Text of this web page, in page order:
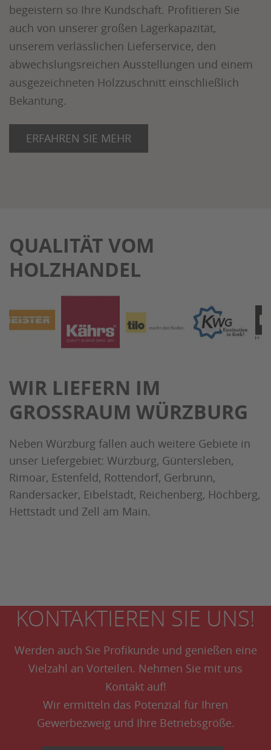
begeistern so Ihre Kundschaft. Profitieren Sie
auch von unserer großen Lagerkapazität,
unserem verlässlichen Lieferservice, den
abwechslungsreichen Ausstellungen und einem
ausgezeichneten Holzzuschnitt einschließlich
Bekantung.
ERFAHREN SIE MEHR
QUALITÄT VOM
HOLZHANDEL
WIR LIEFERN IM
GROSSRAUM WÜRZBURG
Neben Würzburg fallen auch weitere Gebiete in
unser Liefergebiet: Würzburg, Güntersleben,
Rimoar, Estenfeld, Rottendorf, Gerbrunn,
Randersacker, Eibelstadt, Reichenberg, Höchberg,
Hettstadt und Zell am Main.
KONTAKTIEREN SIE UNS!
Werden auch Sie Profikunde und genießen eine
Vielzahl an Vorteilen. Nehmen Sie mit uns
Kontakt auf!
Wir ermitteln das Potenzial für Ihren
Gewerbezweig und Ihre Betriebsgröße.